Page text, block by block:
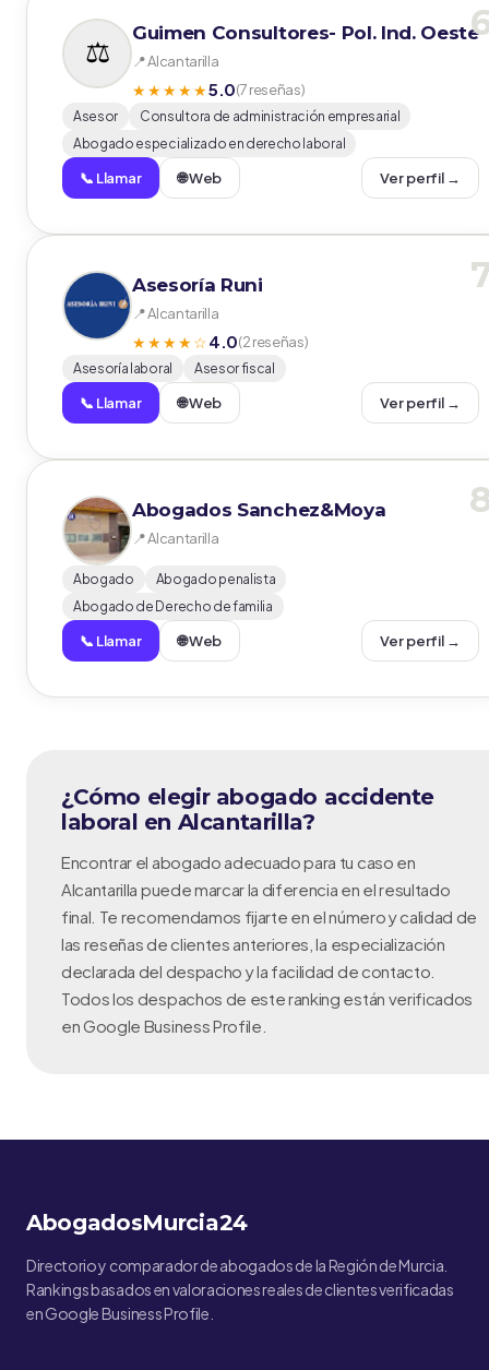
Guimen Consultores- Pol. Ind. Oeste
📍 Alcantarilla
★★★★★5.0(7 reseñas)
Asesor
Consultora de administración empresarial
Abogado especializado en derecho laboral
📞 Llamar 🌐 Web Ver perfil →
Asesoría Runi
📍 Alcantarilla
★★★★☆4.0(2 reseñas)
Asesoría laboral Asesor fiscal
📞 Llamar 🌐 Web Ver perfil →
Abogados Sanchez&Moya
📍 Alcantarilla
Abogado
Abogado penalista
Abogado de Derecho de familia
📞 Llamar 🌐 Web Ver perfil →
¿Cómo elegir abogado accidente
laboral en Alcantarilla?
Encontrar el abogado adecuado para tu caso en
Alcantarilla puede marcar la diferencia en el resultado
final. Te recomendamos fijarte en el número y calidad de
las reseñas de clientes anteriores, la especialización
declarada del despacho y la facilidad de contacto.
Todos los despachos de este ranking están verificados
en Google Business Profile.
AbogadosMurcia24
Directorio y comparador de abogados de la Región de Murcia.
Rankings basados en valoraciones reales de clientes verificadas
en Google Business Profile.